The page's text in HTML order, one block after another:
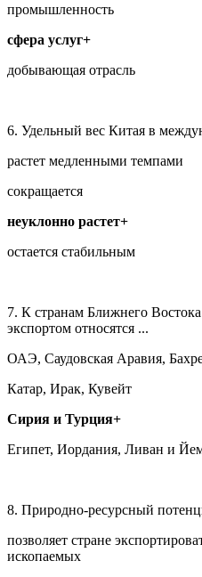
промышленность
сфера услуг+
добывающая отрасль
6. Удельный вес Китая в
растет медленными темпами
сокращается
неуклонно растет+
остается стабильным
7. К странам Ближнего
экспортом относятся ...
ОАЭ, Саудовская Аравия,
Катар, Ирак, Кувейт
Сирия и Турция+
Египет, Иордания, Ливан и
8. Природно-ресурсный
позволяет стране
ископаемых